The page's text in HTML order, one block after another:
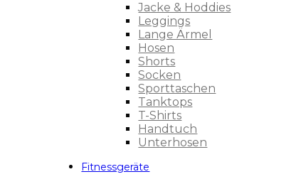
Jacke & Hoddies
Leggings
Lange Ärmel
Hosen
Shorts
Socken
Sporttaschen
Tanktops
T-Shirts
Handtuch
Unterhosen
Fitnessgeräte